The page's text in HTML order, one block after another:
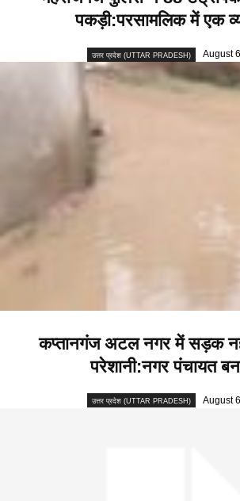
पकड़ी:परसामलिक में एक
उत्तर प्रदेश (UTTAR PRADESH) August
कप्तानगंज अटल नगर में सड़क
परेशानी:नगर पंचायत
उत्तर प्रदेश (UTTAR PRADESH) August